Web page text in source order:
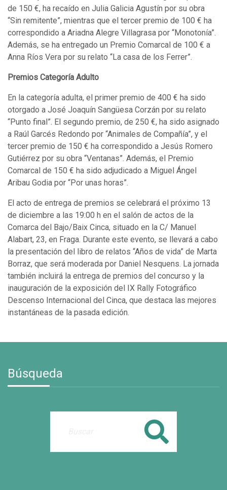
de 150 €, ha recaído en Julia Galicia Agustín por su obra
“Sin remitente”, mientras que el tercer premio de 100 € ha
correspondido a Ariadna Alegre Villagrasa por “Monotonía”.
Además, se ha entregado un Premio Comarcal de 100 € a
Anna Ríos Vera por su relato “La casa de los Ferrer”.
Premios Categoría Adulto
En la categoría adulta, el primer premio de 400 € ha sido
otorgado a José Joaquín Sangüesa Corzán por su relato
“Punto final”. El segundo premio, de 250 €, ha sido asignado
a Raúl Garcés Redondo por “Animales de Compañía”, y el
tercer premio de 150 € ha correspondido a Jesús Romero
Gutiérrez por su obra “Ventanas”. Además, el Premio
Comarcal de 150 € ha sido adjudicado a Miguel Ángel
Aribau Godia por “Por unas horas”.
El acto de entrega de premios se celebrará el próximo 13
de diciembre a las 19:00 h en el salón de actos de la
Comarca del Bajo/Baix Cinca, situado en la C/ Manuel
Alabart, 23, en Fraga. Durante este evento, se llevará a cabo
la presentación del libro de relatos “Años de vida” de Marta
Borraz, que será moderada por Daniel Nesquens. La jornada
también incluirá la entrega de premios del concurso y la
inauguración de la exposición del IX Rally Fotográfico
Descenso Internacional del Cinca, que destaca las mejores
instantáneas de la pasada edición.
Búsqueda
Buscar